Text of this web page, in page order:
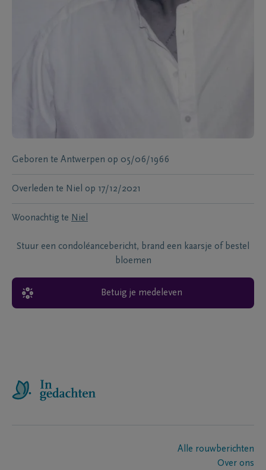
Geboren te Antwerpen op 05/06/1966
Overleden te Niel op 17/12/2021
Woonachtig te Niel
Stuur een condoléancebericht, brand een kaarsje of bestel
bloemen
Betuig je medeleven
Alle rouwberichten
Over ons